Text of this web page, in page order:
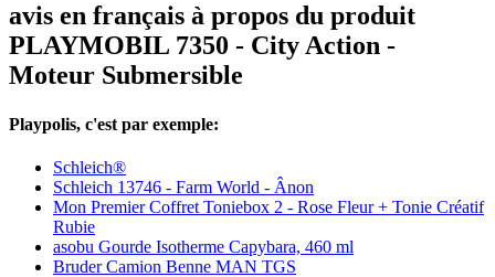
avis en français à propos du produit
PLAYMOBIL 7350 - City Action -
Moteur Submersible
Playpolis, c'est par exemple:
Schleich®
Schleich 13746 - Farm World - Ânon
Mon Premier Coffret Toniebox 2 - Rose Fleur + Tonie Créatif
Rubie
asobu Gourde Isotherme Capybara, 460 ml
Bruder Camion Benne MAN TGS